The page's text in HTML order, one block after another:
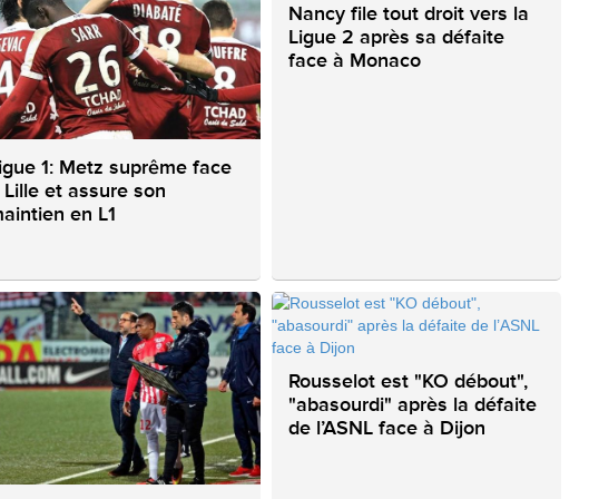
1: Metz suprême face
Lille et assure son
en L1
Nancy file tout droit vers la
Ligue 2 après sa défaite
face à Monaco
Rousselot est "KO débout",
"abasourdi" après la défaite
de l’ASNL face à Dijon